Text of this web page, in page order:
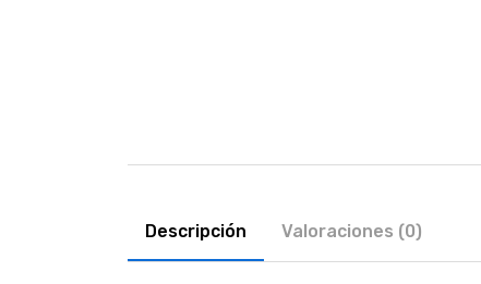
Descripción Valoraciones (0)